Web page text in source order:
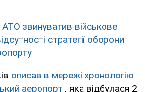
звинуватив військове
стратегії оборони
описав в мережі хронологію
аеропорт , яка відбулася 2